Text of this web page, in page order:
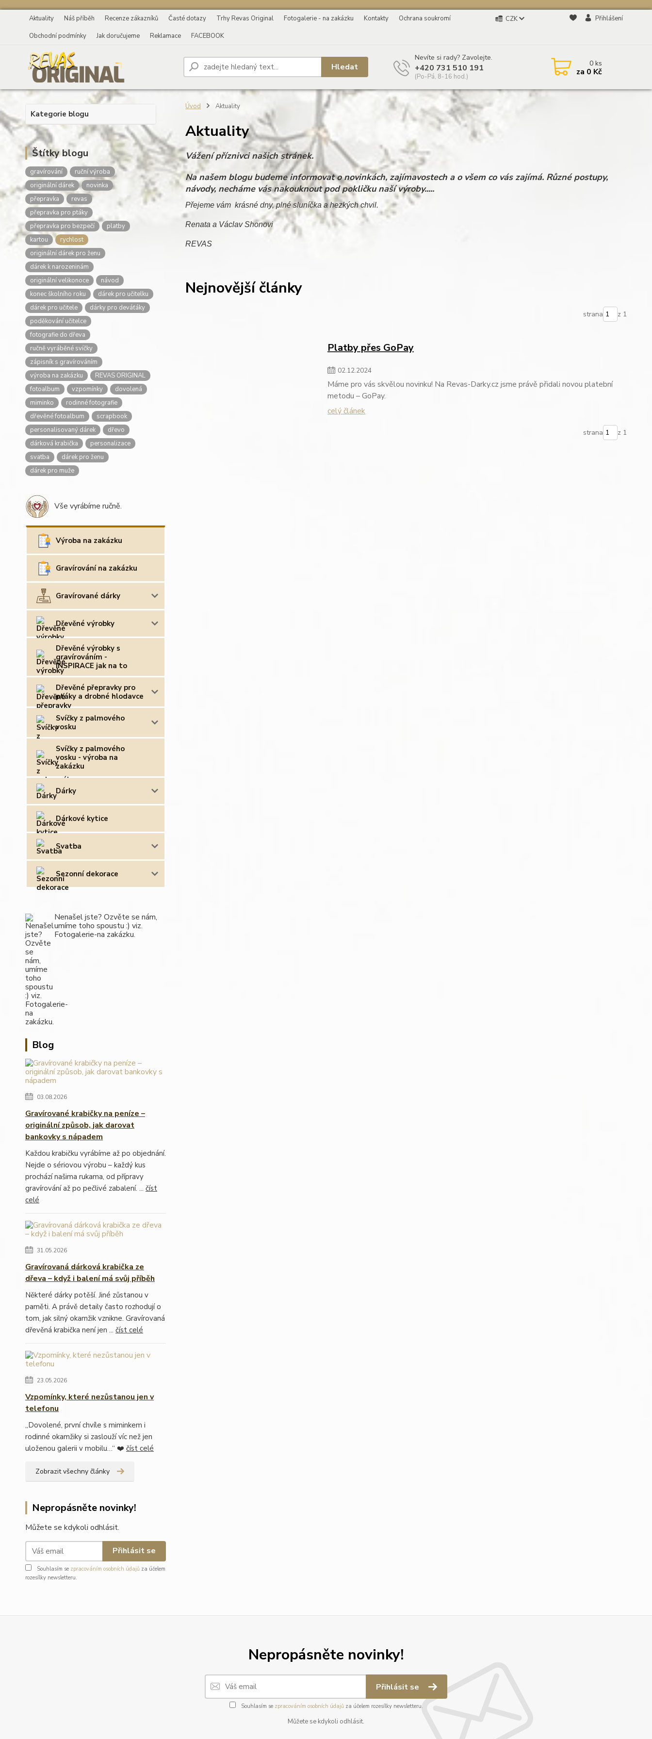
Aktuality Náš příběh Recenze zákazníků Časté dotazy Trhy Revas Original Fotogalerie - na zakázku Kontakty
Ochrana soukromí
Obchodní podmínky
Jak doručujeme Reklamace FACEBOOK
CZK Přihlášení
Hledat
Nevíte si rady? Zavolejte.
+420 731 510 191
(Po-Pá, 8-16 hod.)
0ks
za 0 Kč
Kategorie blogu
Štítky blogu
gravírování
ruční výroba
originální dárek
novinka
přepravka
revas
přepravka pro ptáky
přepravka pro bezpečí
platby
kartou
rychlost
originální dárek pro ženu
dárek k narozeninám
originální velikonoce
návod
konec školního roku
dárek pro učitelku
dárek pro učitele
dárky pro deváťáky
poděkování učitelce
fotografie do dřeva
ručně vyráběné svíčky
zápisník s gravírováním
výroba na zakázku
REVAS ORIGINAL
fotoalbum
vzpomínky
dovolená
miminko
rodinné fotografie
dřevěné fotoalbum
scrapbook
personalisovaný dárek
dřevo
dárková krabička
personalizace
svatba
dárek pro ženu
dárek pro muže
Vše vyrábíme ručně.
Výroba na zakázku
Gravírování na zakázku
Gravírované dárky
Dřevěné výrobky
Dřevěné výrobky s
gravírováním -
INSPIRACE jak na to
Dřevěné přepravky pro
ptáky a drobné hlodavce
Svíčky z palmového
vosku
Svíčky z palmového
vosku - výroba na
zakázku
Dárky
Dárkové kytice
Svatba
Sezonní dekorace
Nenašel jste? Ozvěte se nám,
umíme toho spoustu :) viz.
Fotogalerie-na zakázku.
Blog
03.08.2026
Gravírované krabičky na peníze –
originální způsob, jak darovat
bankovky s nápadem
Každou krabičku vyrábíme až po objednání.
Nejde o sériovou výrobu – každý kus
prochází našima rukama, od přípravy
gravírování až po pečlivé zabalení. ... číst
celé
31.05.2026
Gravírovaná dárková krabička ze
dřeva – když i balení má svůj příběh
Některé dárky potěší. Jiné zůstanou v
paměti. A právě detaily často rozhodují o
tom, jak silný okamžik vznikne. Gravírovaná
dřevěná krabička není jen ... číst celé
23.05.2026
Vzpomínky, které nezůstanou jen v
telefonu
„Dovolené, první chvíle s miminkem i
rodinné okamžiky si zaslouží víc než jen
uloženou galerii v mobilu…“ ❤️ číst celé
Zobrazit všechny články
Nepropásněte novinky!
Můžete se kdykoli odhlásit.
Přihlásit se
Souhlasím se zpracováním osobních údajů za účelem
rozesílky newsletteru.
Úvod Aktuality
Aktuality
Vážení příznivci našich stránek.
Na našem blogu budeme informovat o novinkách, zajímavostech a o všem co vás zajímá. Různé postupy,
návody, necháme vás nakouknout pod pokličku naší výroby.....
Přejeme vám krásné dny, plné sluníčka a hezkých chvil.
Renata a Václav Shonovi
REVAS
Nejnovější články
strana z 1
Platby přes GoPay
02.12.2024
Máme pro vás skvělou novinku! Na Revas-Darky.cz jsme právě přidali novou platební
metodu – GoPay.
celý článek
strana z 1
Nepropásněte novinky!
Přihlásit se
Souhlasím se zpracováním osobních údajůza účelem rozesílky newsletteru.
Můžete se kdykoli odhlásit.